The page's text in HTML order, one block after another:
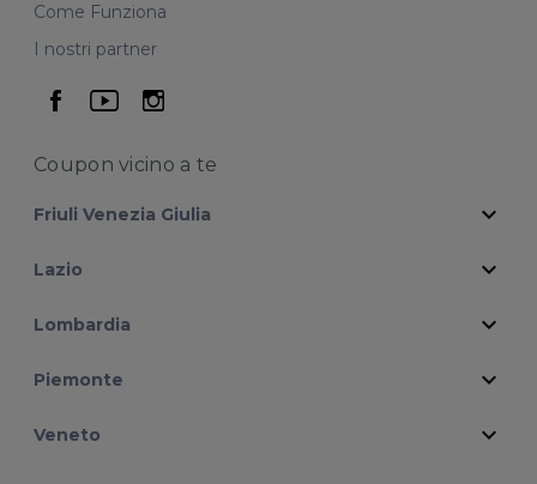
Come Funziona
I nostri partner
seguici su facebook
seguici su youtube
seguici su instagram
Coupon vicino a te
Friuli Venezia Giulia expand_more
Lazio expand_more
Lombardia expand_more
Piemonte expand_more
Veneto expand_more